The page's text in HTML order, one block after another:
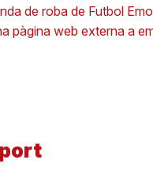
de roba de Futbol
pàgina web externa a